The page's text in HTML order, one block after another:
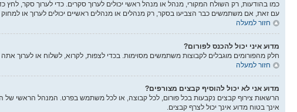
כמו בהודעות, רק השולח המקורי, מנהל או מנהל ראשי יכולים לערוך סקרים. כדי לערוך סקר,
עם זאת, אם משתמשים כבר הצביעו בסקר, רק מנהלים או מנהלים ראשיים יכולים לערוך או
חזור למעלה
מדוע איני יכול להכנס לפורום?
חלק מהפורומים מוגבלים לקבוצות משתמשים מסוימות. בכדי לצפות, לקרוא, לשלוח או לערוך
חזור למעלה
מדוע אני לא יכול להוסיף קבצים מצורפים?
הרשאות צירוף קבצים נקבעות בכל פורום, לכל קבוצה, או לכל משתמש בפרט. המנהל הראשי של
אינך בטוח מדוע אינך יכול לצרף קבצים.